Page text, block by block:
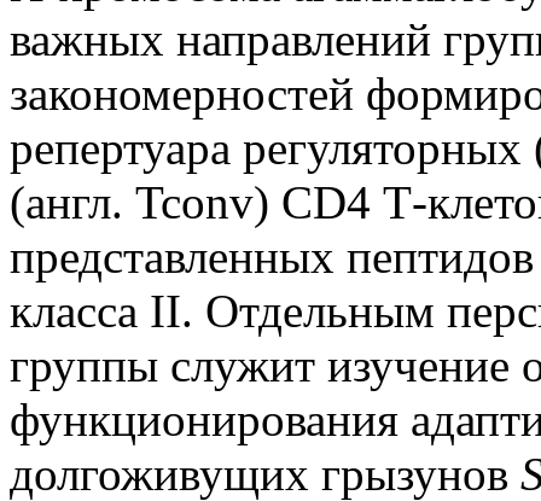
важных направлений
закономерностей
репертуара
(англ. Tconv) CD4 Т-
представленных
класса II. Отдельным
группы служит изучение
функционирования
долгоживущих грызунов